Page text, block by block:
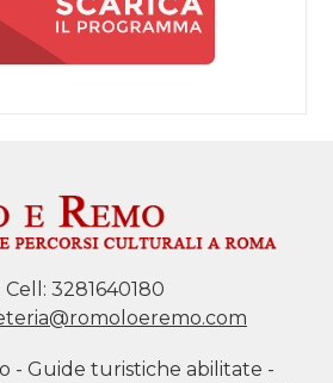
Cell: 3281640180
- Guide turistiche abilitate -